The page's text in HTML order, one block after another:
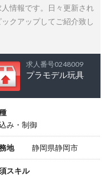
情報です。日々更新され
クアップしてご紹介致し
求人番号0248009
プラモデル玩具
み・制御
地 静岡県静岡市
スキル